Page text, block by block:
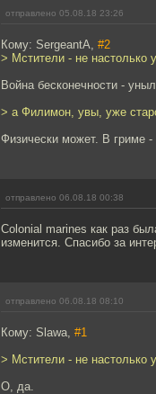
отправлено 05.08.18 23:26
Кому: SergeantA, #2
> Мстители - не настолько
Война бесконечности -
> а Филимон, увы, уже
Физически может. В гриме
отправлено 06.08.18 00:38
Colonial marines как раз
изменится. Спасибо за
отправлено 06.08.18 08:10
Кому: Slawa, #1
> Мстители - не настолько
О, да.